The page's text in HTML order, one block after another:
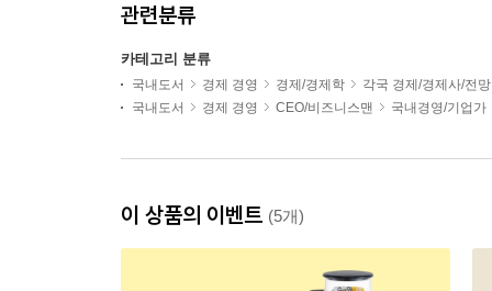
관련분류
카테고리 분류
국내도서 경제 경영 경제/경제학
각국 경제/경제사/전망
국내도서
경제 경영 CEO/비즈니스맨 국내경영/기업가
이 상품의 이벤트 (5개)